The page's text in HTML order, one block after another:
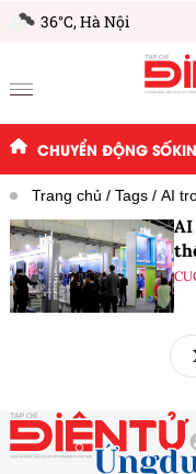
36°C,Hà Nội
CHUYỂN ĐỘNG SỐ
Trang chủ Tags AI
AI